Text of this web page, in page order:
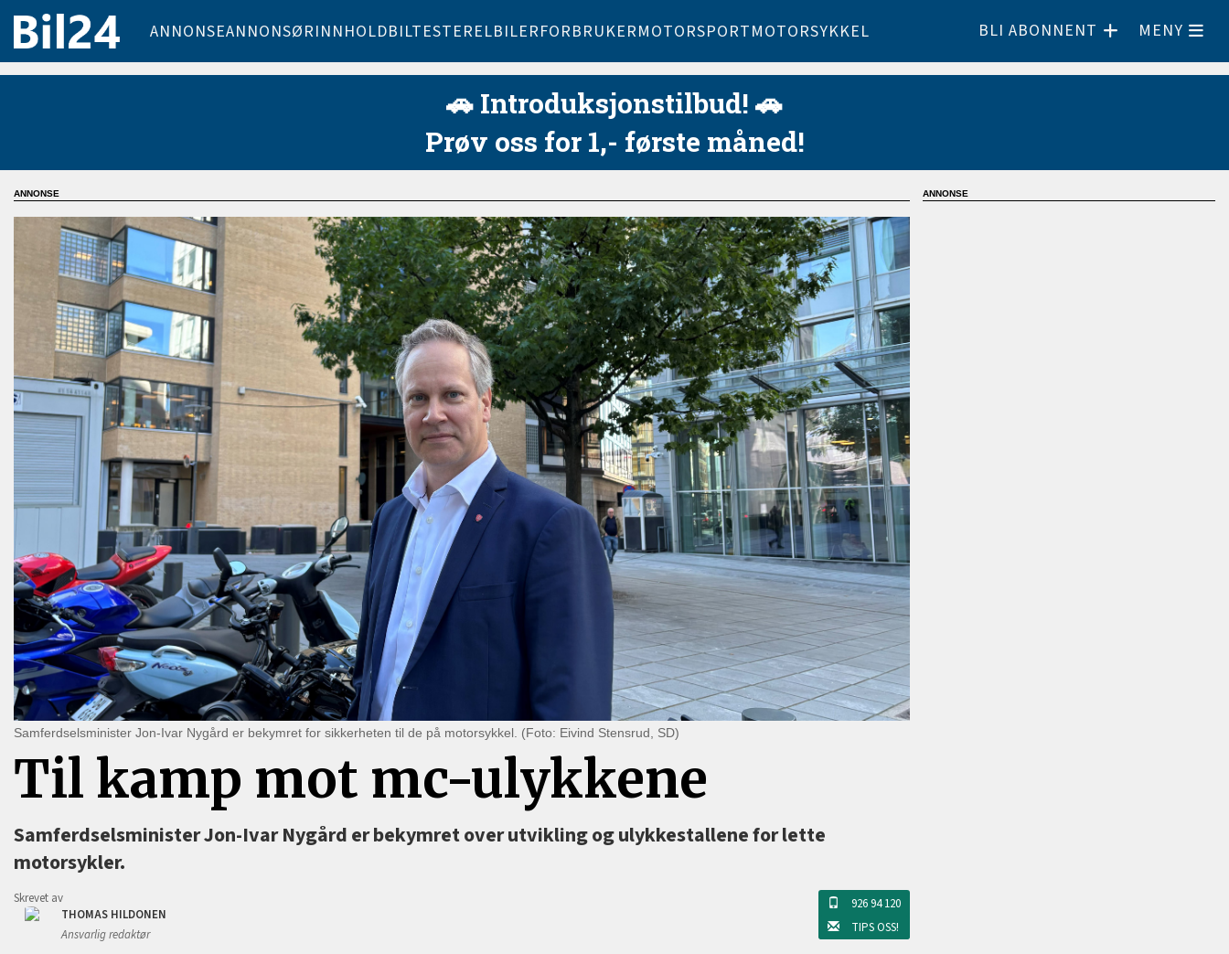
ANNONSEANNONSØRINNHOLDBILTESTERELBILERFORBRUKERMOTORSPORTMOTORSYKKEL BLI ABONNENT MENY
🚗 Introduksjonstilbud! 🚗
Prøv oss for 1,- første måned!
Samferdselsminister Jon-Ivar Nygård er bekymret for sikkerheten til de på motorsykkel. (Foto: Eivind Stensrud, SD)
Til kamp mot mc-ulykkene
Samferdselsminister Jon-Ivar Nygård er bekymret over utvikling og ulykkestallene for lette
motorsykler.
Skrevet av
THOMAS HILDONEN
Ansvarlig redaktør
926 94 120
TIPS OSS!